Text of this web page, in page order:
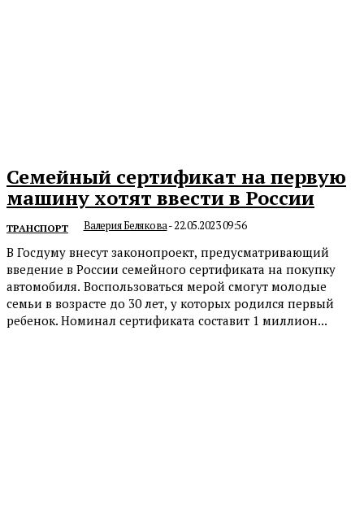
Семейный сертификат на первую
машину хотят ввести в России
ТРАНСПОРТ Валерия Белякова-22.05.2023 09:56
В Госдуму внесут законопроект, предусматривающий
введение в России семейного сертификата на покупку
автомобиля. Воспользоваться мерой смогут молодые
семьи в возрасте до 30 лет, у которых родился первый
ребенок. Номинал сертификата составит 1 миллион...